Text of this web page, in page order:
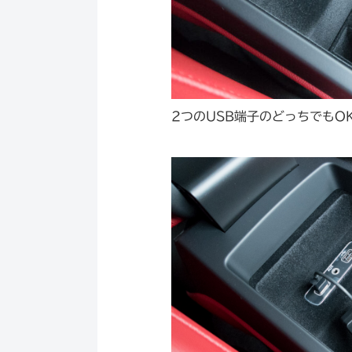
2つのUSB端子のどっちでも